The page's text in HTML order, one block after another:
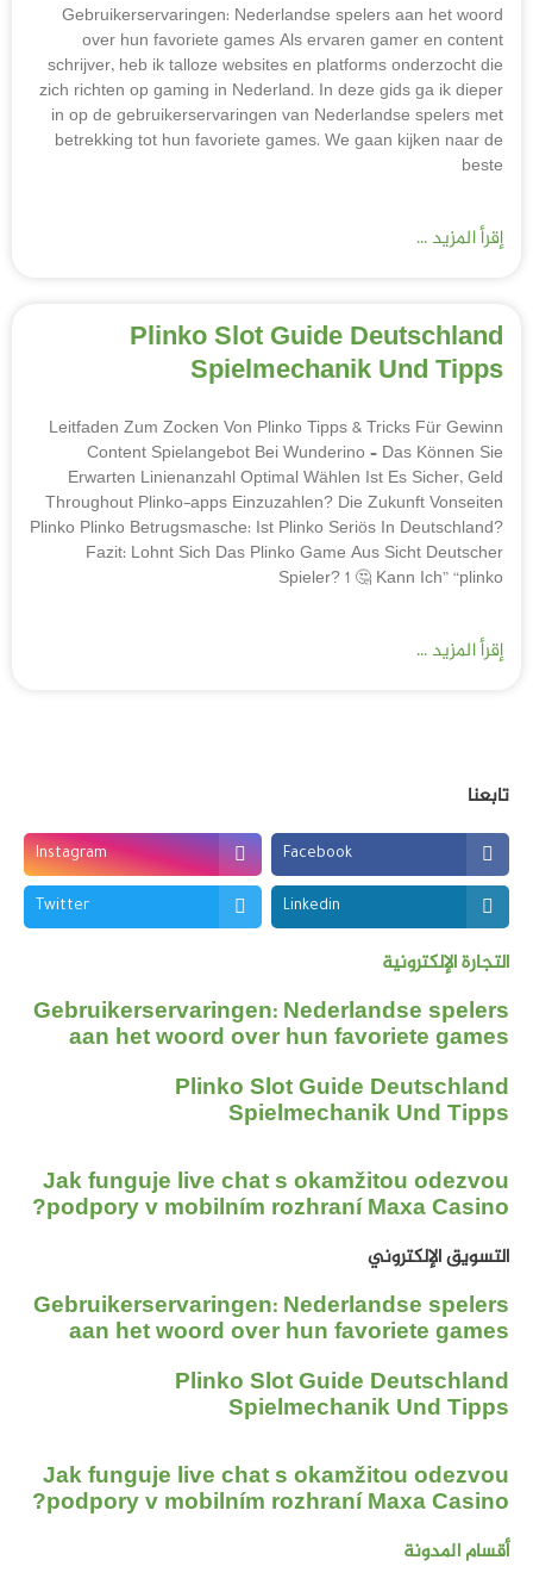
Gebruikerservaringen: Nederlandse spelers aan het woord
over hun favoriete games Als ervaren gamer en content
schrijver, heb ik talloze websites en platforms onderzocht die
zich richten op gaming in Nederland. In deze gids ga ik dieper
in op de gebruikerservaringen van Nederlandse spelers met
betrekking tot hun favoriete games. We gaan kijken naar de
beste
إقرأ المزيد ...
Plinko Slot Guide Deutschland
Spielmechanik Und Tipps
Leitfaden Zum Zocken Von Plinko Tipps & Tricks Für Gewinn
Content Spielangebot Bei Wunderino – Das Können Sie
Erwarten Linienanzahl Optimal Wählen Ist Es Sicher, Geld
Throughout Plinko-apps Einzuzahlen? Die Zukunft Vonseiten
Plinko Plinko Betrugsmasche: Ist Plinko Seriös In Deutschland?
Fazit: Lohnt Sich Das Plinko Game Aus Sicht Deutscher
Spieler? 1 🤔 Kann Ich” “plinko
إقرأ المزيد ...
تابعنا
Facebook
Instagram
Linkedin
Twitter
التجارة الإلكترونية
Gebruikerservaringen: Nederlandse spelers
aan het woord over hun favoriete games
Plinko Slot Guide Deutschland
Spielmechanik Und Tipps
Jak funguje live chat s okamžitou odezvou
podpory v mobilním rozhraní Maxa Casino?
التسويق الإلكتروني
Gebruikerservaringen: Nederlandse spelers
aan het woord over hun favoriete games
Plinko Slot Guide Deutschland
Spielmechanik Und Tipps
Jak funguje live chat s okamžitou odezvou
podpory v mobilním rozhraní Maxa Casino?
أقسام المدونة